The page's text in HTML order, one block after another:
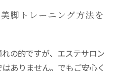
脚トレーニング方法を
の的ですが、エステサロン
ありません。でもご安心く